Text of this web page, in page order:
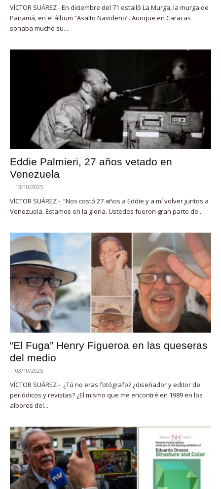
VÍCTOR SUÁREZ - En diciembre del 71 estalló La Murga, la murga de
Panamá, en el álbum “Asalto Navideño”. Aunque en Caracas
sonaba mucho su...
Eddie Palmieri, 27 años vetado en
Venezuela
- 13/10/2025
VÍCTOR SUÁREZ - “Nos costó 27 años a Eddie y a mí volver juntos a
Venezuela. Estamos en la gloria. Ustedes fueron gran parte de...
“El Fuga” Henry Figueroa en las queseras
del medio
- 03/10/2025
VÍCTOR SUÁREZ - ¿Tú no eras fotógrafo? ¿diseñador y editor de
periódicos y revistas? ¿El mismo que me encontré en 1989 en los
albores del...